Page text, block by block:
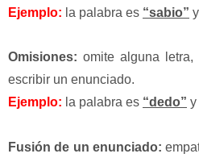
Ejemplo: la palabra es “sabio”
Omisiones: omite alguna
escribir un enunciado.
Ejemplo: la palabra es “dedo” y
Fusión de un enunciado: